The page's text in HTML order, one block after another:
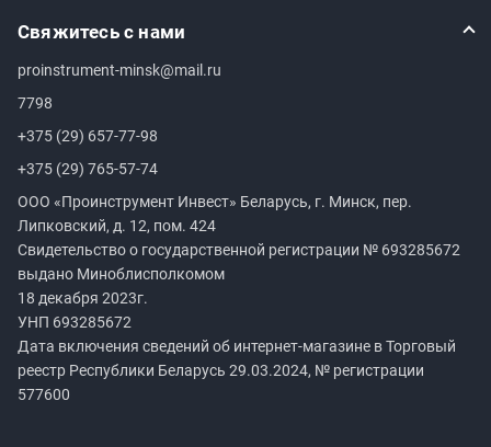
Свяжитесь с нами
proinstrument-minsk@mail.ru
7798
+375 (29) 657-77-98
+375 (29) 765-57-74
ООО «Проинструмент Инвест» Беларусь, г. Минск, пер.
Липковский, д. 12, пом. 424
Свидетельство о государственной регистрации № 693285672
выдано Миноблисполкомом
18 декабря 2023г.
УНП 693285672
Дата включения сведений об интернет-магазине в Торговый
реестр Республики Беларусь 29.03.2024, № регистрации
577600